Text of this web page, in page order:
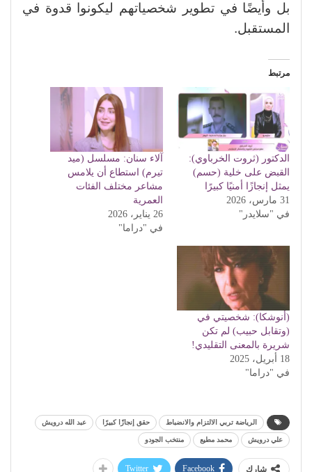
بل وأيضًا في تطوير شخصياتهم ليكونوا قدوة في
المستقبل.
مرتبط
الدكتور (ثروت الخرباوي):
القبض على خلية (حسم)
يمثل إنجازًا أمنيًا كبيرًا
31 مارس، 2026
في "سلايدر"
آلاء سنان: مسلسل (ميد
تيرم) استطاع أن يلامس
مشاعر مختلف الفئات
العمرية
26 يناير، 2026
في "دراما"
(أنوشكا): شخصيتي في
(وتقابل حبيب) لم تكن
شريرة بالمعنى التقليدي!
18 أبريل، 2025
في "دراما"
الرياضة تربي الالتزام والانضباط حقق إنجازًا كبيرًا عبد الله درويش
علي درويش محمد مطيع منتخب الجودو
شارك Facebook
Twitter